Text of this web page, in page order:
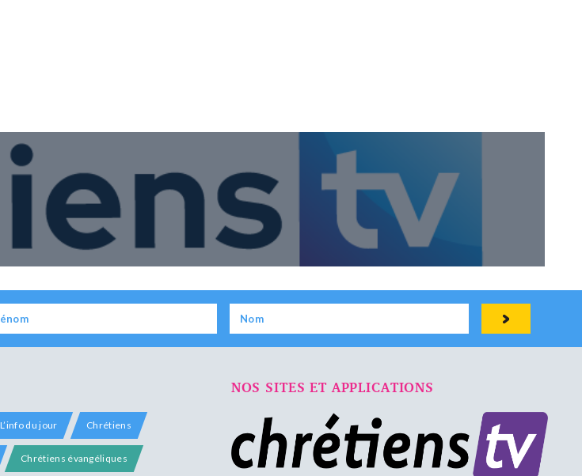
L’info du jour Chrétiens
Chrétiens évangéliques
NOS SITES ET APPLICATIONS